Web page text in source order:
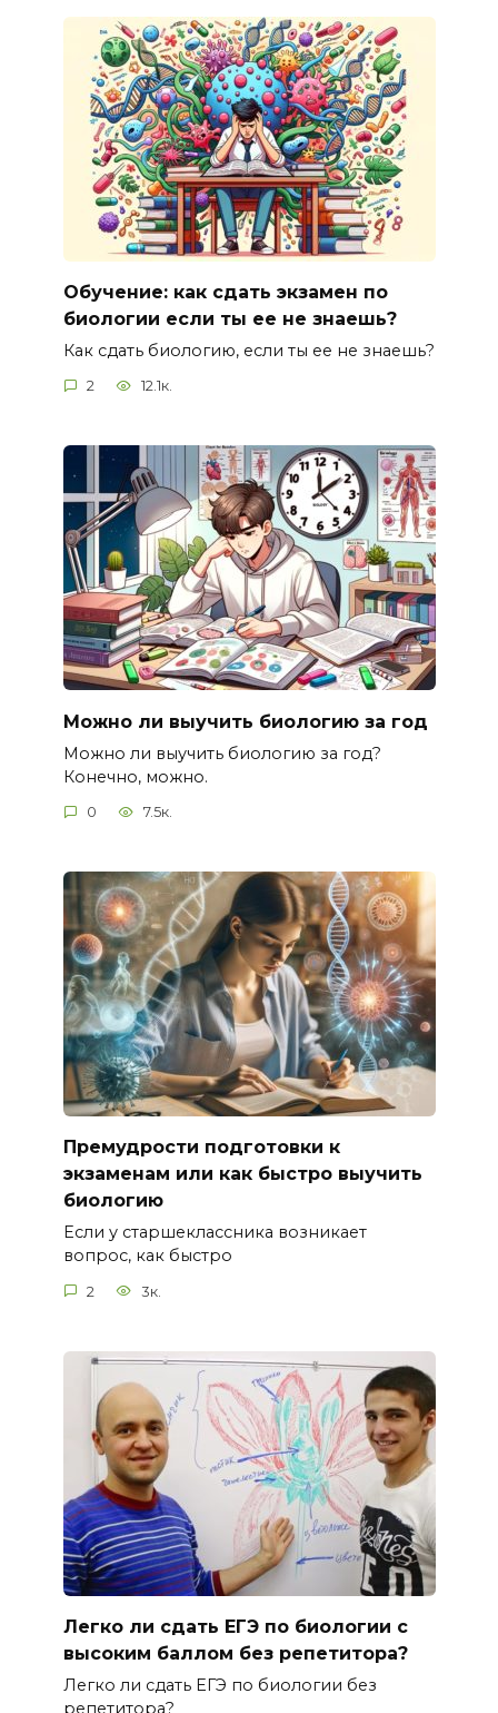
Обучение: как сдать экзамен по
биологии если ты ее не знаешь?
Как сдать биологию, если ты ее не знаешь?
2 12.1к.
Можно ли выучить биологию за год
Можно ли выучить биологию за год?
Конечно, можно.
0 7.5к.
Премудрости подготовки к
экзаменам или как быстро выучить
биологию
Если у старшеклассника возникает
вопрос, как быстро
2 3к.
Легко ли сдать ЕГЭ по биологии с
высоким баллом без репетитора?
Легко ли сдать ЕГЭ по биологии без
репетитора?